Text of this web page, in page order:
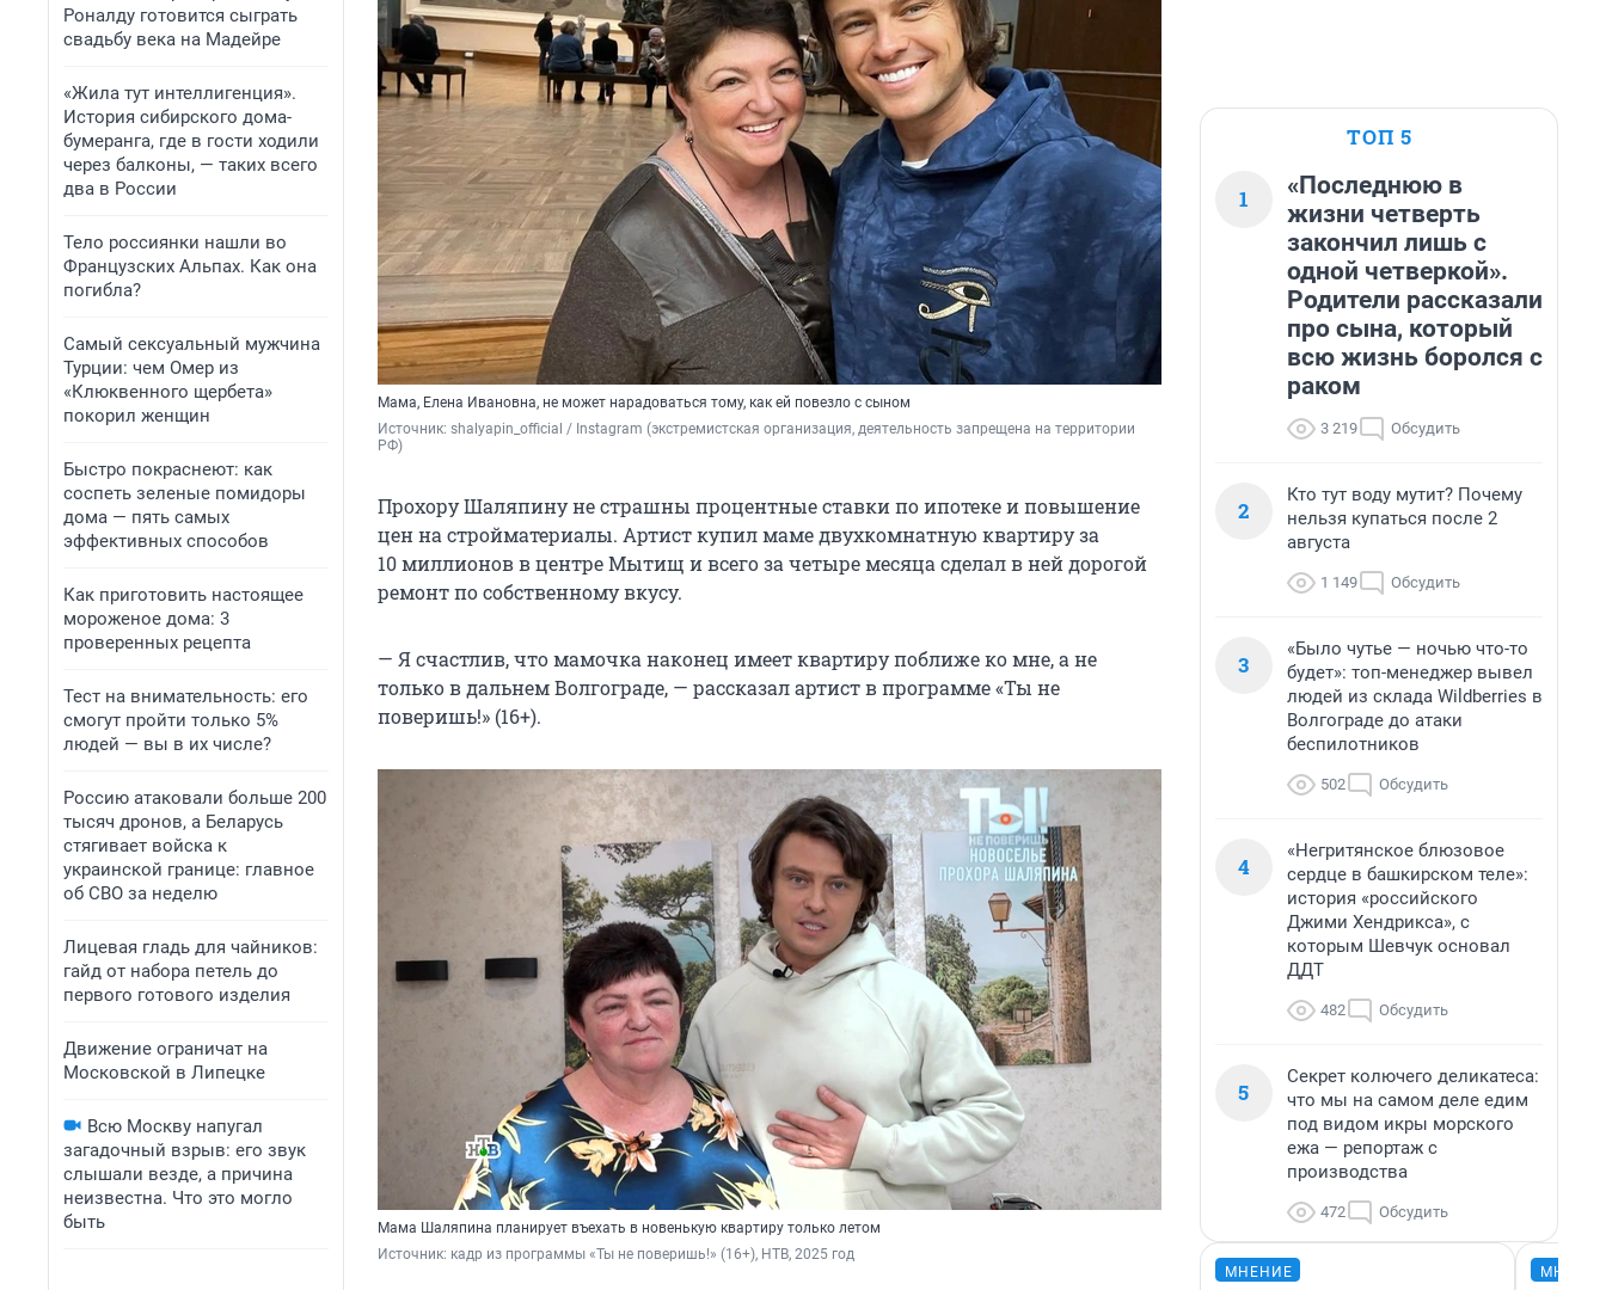
Роналду готовится сыграть
свадьбу века на Мадейре
«Жила тут интеллигенция».
История сибирского дома-
бумеранга, где в гости ходили
через балконы, — таких всего
два в России
Тело россиянки нашли во
Французских Альпах. Как она
погибла?
Самый сексуальный мужчина
Турции: чем Омер из
«Клюквенного щербета»
покорил женщин
Быстро покраснеют: как
соспеть зеленые помидоры
дома — пять самых
эффективных способов
Как приготовить настоящее
мороженое дома: 3
проверенных рецепта
Тест на внимательность: его
смогут пройти только 5%
людей — вы в их числе?
Россию атаковали больше 200
тысяч дронов, а Беларусь
стягивает войска к
украинской границе: главное
об СВО за неделю
Лицевая гладь для чайников:
гайд от набора петель до
первого готового изделия
Движение ограничат на
Московской в Липецке
Всю Москву напугал
загадочный взрыв: его звук
слышали везде, а причина
неизвестна. Что это могло
быть
Мама, Елена Ивановна, не может нарадоваться тому, как ей повезло с сыном
Источник: shalyapin_official / Instagram (экстремистская организация, деятельность запрещена на территории
РФ)
Прохору Шаляпину не страшны процентные ставки по ипотеке и повышение
цен на стройматериалы. Артист купил маме двухкомнатную квартиру за
10 миллионовв центре Мытищ и всего за четыре месяца сделал в ней дорогой
ремонт по собственному вкусу.
— Я счастлив, что мамочка наконец имеет квартиру поближе ко мне, а не
только в дальнем Волгограде, — рассказал артист в программе «Ты не
поверишь!» (16+).
Мама Шаляпина планирует въехать в новенькую квартиру только летом
Источник: кадр из программы «Ты не поверишь!» (16+), НТВ, 2025 год
ТОП 5
1
«Последнюю в
жизни четверть
закончил лишь с
одной четверкой».
Родители рассказали
про сына, который
всю жизнь боролся с
раком
3 219 Обсудить
2
Кто тут воду мутит? Почему
нельзя купаться после 2
августа
1 149 Обсудить
3
«Было чутье — ночью что-то
будет»: топ-менеджер вывел
людей из склада Wildberries в
Волгограде до атаки
беспилотников
502 Обсудить
4
«Негритянское блюзовое
сердце в башкирском теле»:
история «российского
Джими Хендрикса», с
которым Шевчук основал
ДДТ
482 Обсудить
5
Секрет колючего деликатеса:
что мы на самом деле едим
под видом икры морского
ежа — репортаж с
производства
472 Обсудить
МНЕНИЕ